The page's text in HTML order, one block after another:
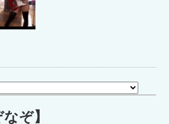
ぞ】